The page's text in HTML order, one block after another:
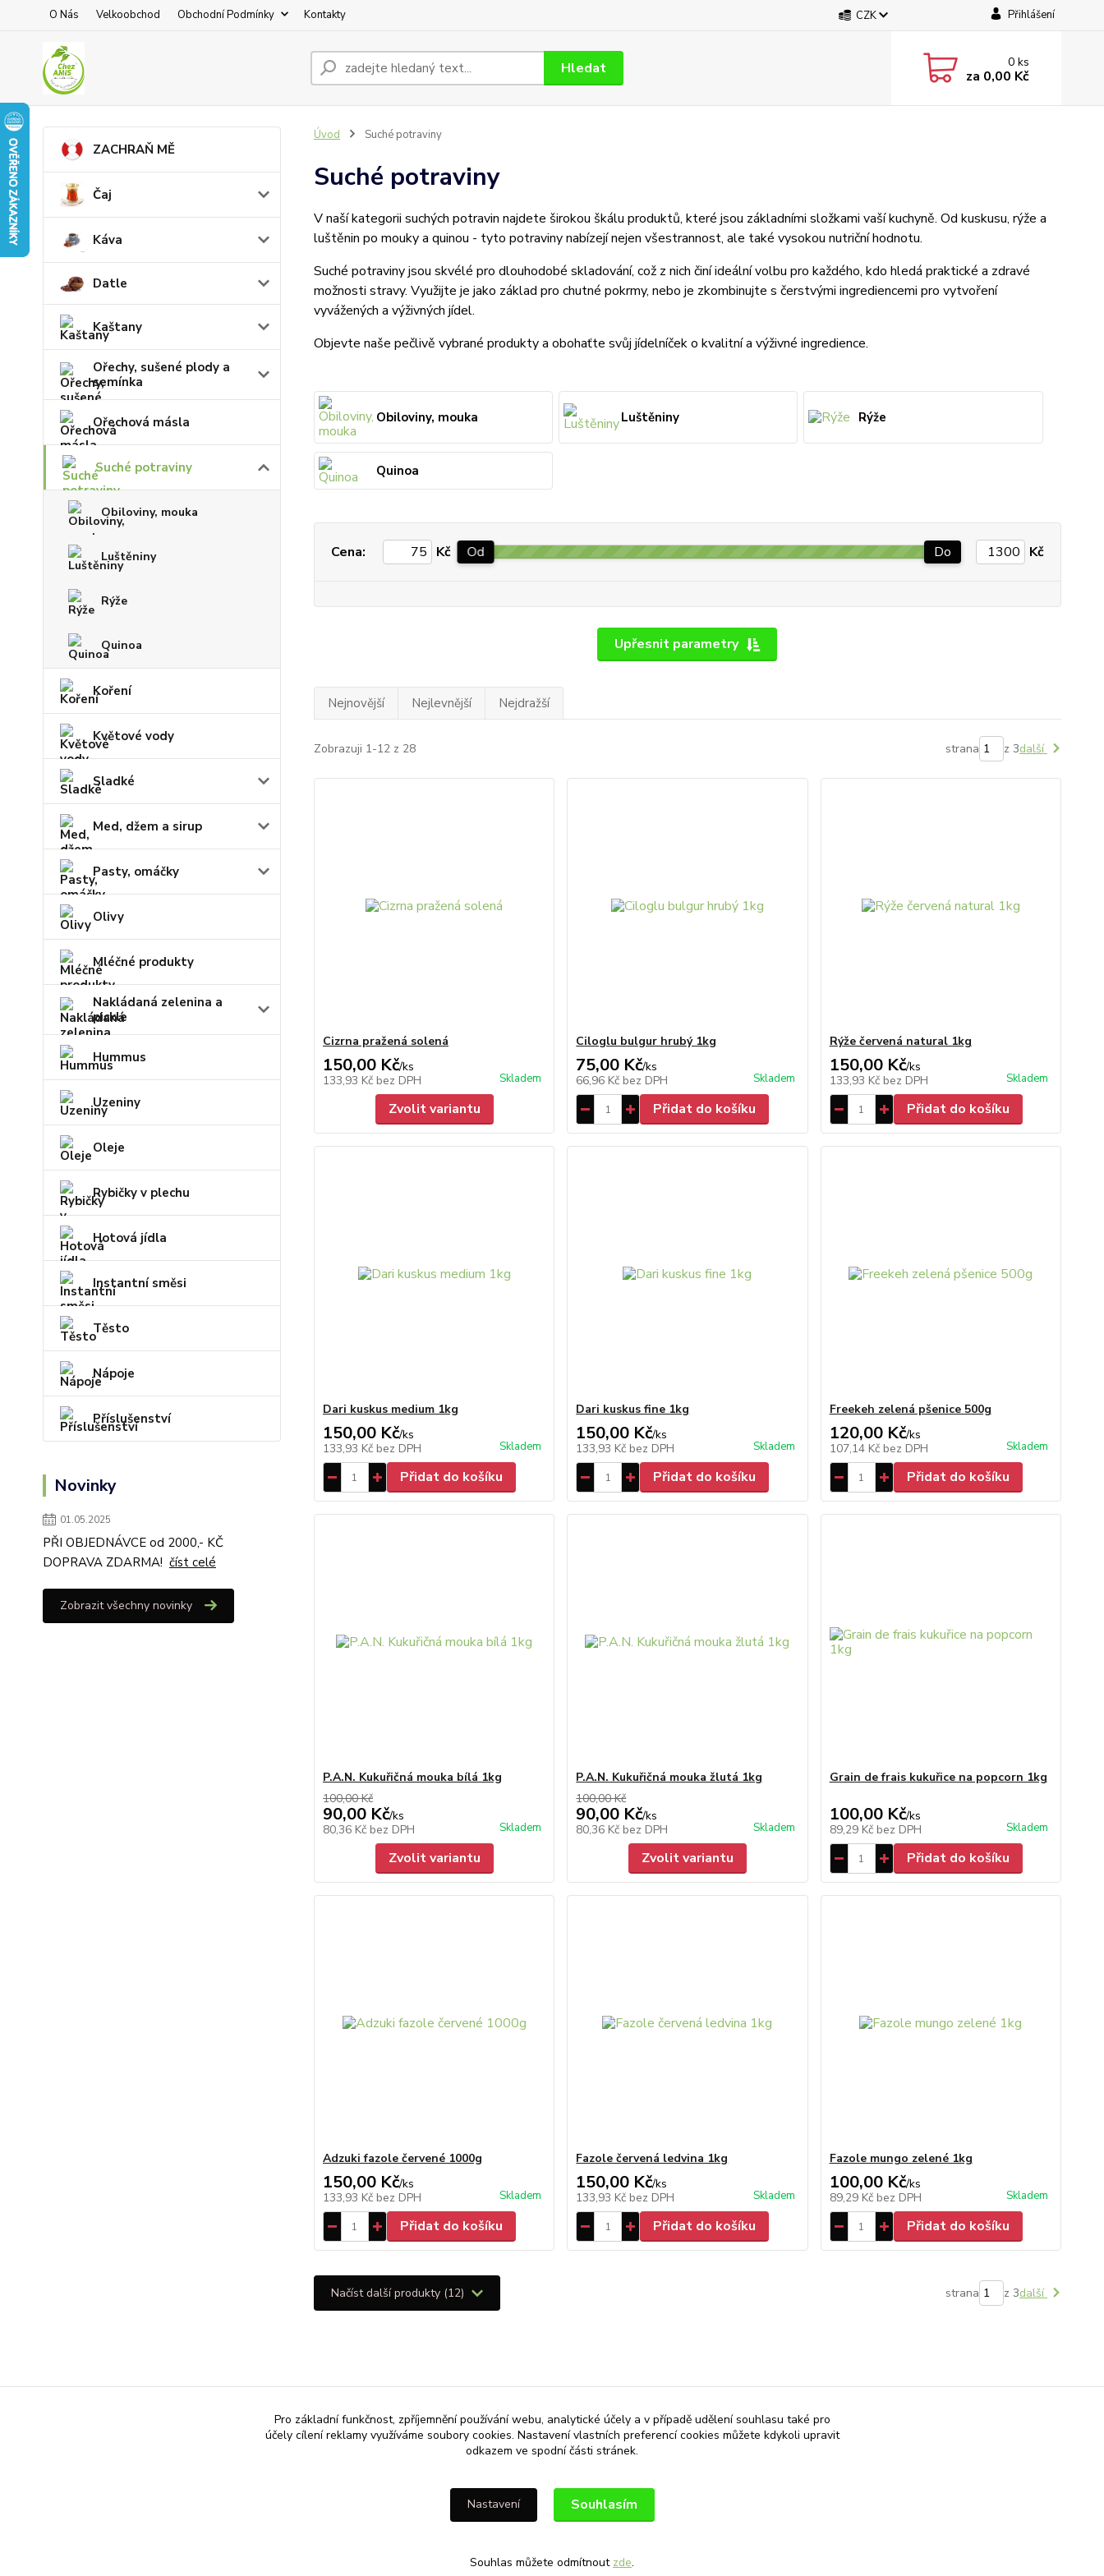
O Nás Velkoobchod Obchodní Podmínky Kontakty CZK Přihlášení
Hledat 0ks
za 0,00 Kč
ZACHRAŇ MĚ
Čaj
Káva
Datle
Kaštany
Ořechy, sušené plody a
semínka
Ořechová másla
Suché potraviny
Obiloviny, mouka
Luštěniny
Rýže
Quinoa
Koření
Květové vody
Sladké
Med, džem a sirup
Pasty, omáčky
Olivy
Mléčné produkty
Nakládaná zelenina a
pickle
Hummus
Uzeniny
Oleje
Rybičky v plechu
Hotová jídla
Instantní směsi
Těsto
Nápoje
Příslušenství
Novinky
01.05.2025
PŘI OBJEDNÁVCE od 2000,- KČ
DOPRAVA ZDARMA! číst celé
Zobrazit všechny novinky
Úvod Suché potraviny
Suché potraviny
V naší kategorii suchých potravin najdete širokou škálu produktů, které jsou základními složkami vaší kuchyně. Od kuskusu, rýže a
luštěnin po mouky a quinou - tyto potraviny nabízejí nejen všestrannost, ale také vysokou nutriční hodnotu.
Suché potraviny jsou skvélé pro dlouhodobé skladování, což z nich činí ideální volbu pro každého, kdo hledá praktické a zdravé
možnosti stravy. Využijte je jako základ pro chutné pokrmy, nebo je zkombinujte s čerstvými ingrediencemi pro vytvoření
vyvážených a výživných jídel.
Objevte naše pečlivě vybrané produkty a obohaťte svůj jídelníček o kvalitní a výživné ingredience.
Obiloviny, mouka Luštěniny Rýže
Quinoa
Upřesnit parametry
Cena: Kč Od Do Kč
Nejnovější Nejlevnější Nejdražší
Zobrazuji 1-12 z 28 strana z 3další
Cizrna pražená solená
150,00 Kč/ks
133,93 Kč bez DPH Skladem
Zvolit variantu
Ciloglu bulgur hrubý 1kg
75,00 Kč/ks
66,96 Kč bez DPH Skladem
Přidat do košíku
Rýže červená natural 1kg
150,00 Kč/ks
133,93 Kč bez DPH Skladem
Přidat do košíku
Dari kuskus medium 1kg
150,00 Kč/ks
133,93 Kč bez DPH Skladem
Přidat do košíku
Dari kuskus fine 1kg
150,00 Kč/ks
133,93 Kč bez DPH Skladem
Přidat do košíku
Freekeh zelená pšenice 500g
120,00 Kč/ks
107,14 Kč bez DPH Skladem
Přidat do košíku
P.A.N. Kukuřičná mouka bílá 1kg
100,00 Kč
90,00 Kč/ks
80,36 Kč bez DPH Skladem
Zvolit variantu
P.A.N. Kukuřičná mouka žlutá 1kg
100,00 Kč
90,00 Kč/ks
80,36 Kč bez DPH Skladem
Zvolit variantu
Grain de frais kukuřice na popcorn 1kg
100,00 Kč/ks
89,29 Kč bez DPH Skladem
Přidat do košíku
Adzuki fazole červené 1000g
150,00 Kč/ks
133,93 Kč bez DPH Skladem
Přidat do košíku
Fazole červená ledvina 1kg
150,00 Kč/ks
133,93 Kč bez DPH Skladem
Přidat do košíku
Fazole mungo zelené 1kg
100,00 Kč/ks
89,29 Kč bez DPH Skladem
Přidat do košíku
Načíst další produkty (12) strana z 3další
Kvalitní produkty
Pro základní funkčnost, zpříjemnění používání webu, analytické účely a v případě udělení souhlasu také pro
účely cílení reklamy využíváme soubory cookies. Nastavení vlastních preferencí cookies můžete kdykoli upravit
odkazem ve spodní části stránek.
Nastavení Souhlasím
Souhlas můžete odmítnout zde.